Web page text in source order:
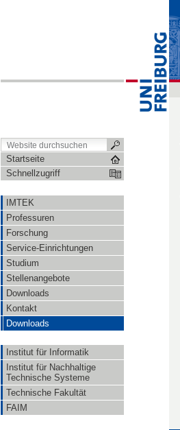
Startseite
Schnellzugriff
IMTEK
Professuren
Forschung
Service-Einrichtungen
Studium
Stellenangebote
Downloads
Kontakt
Downloads
Institut für Informatik
Institut für Nachhaltige
Technische Systeme
Technische Fakultät
FAIM